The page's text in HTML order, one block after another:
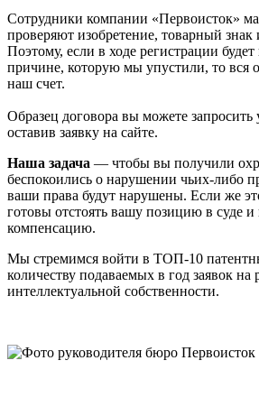
Сотрудники компании «Первоисток»
проверяют изобретение, товарный знак
Поэтому, если в ходе регистрации
причине, которую мы упустили, то вся
наш счет.
Образец договора вы можете
оставив заявку на сайте.
Наша задача — чтобы вы получили
беспокоились о нарушении чьих-либо
ваши права будут нарушены. Если же
готовы отстоять вашу позицию в суде
компенсацию.
Мы стремимся войти в ТОП-10
количеству подаваемых в год заявок на
интеллектуальной собственности.